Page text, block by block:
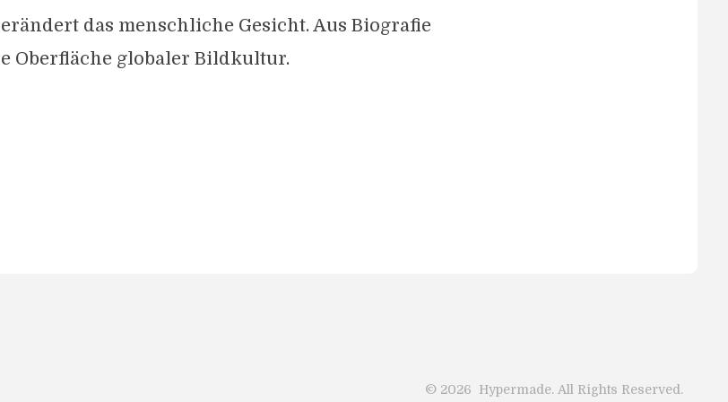
das menschliche Gesicht. Aus Biografie
Oberfläche globaler Bildkultur.
© 2026 Hypermade. All Rights Reserved.